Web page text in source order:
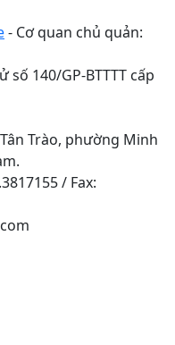
- Cơ quan chủ quản:
140/GP-BTTTT cấp
Trào, phường Minh
/ Fax: